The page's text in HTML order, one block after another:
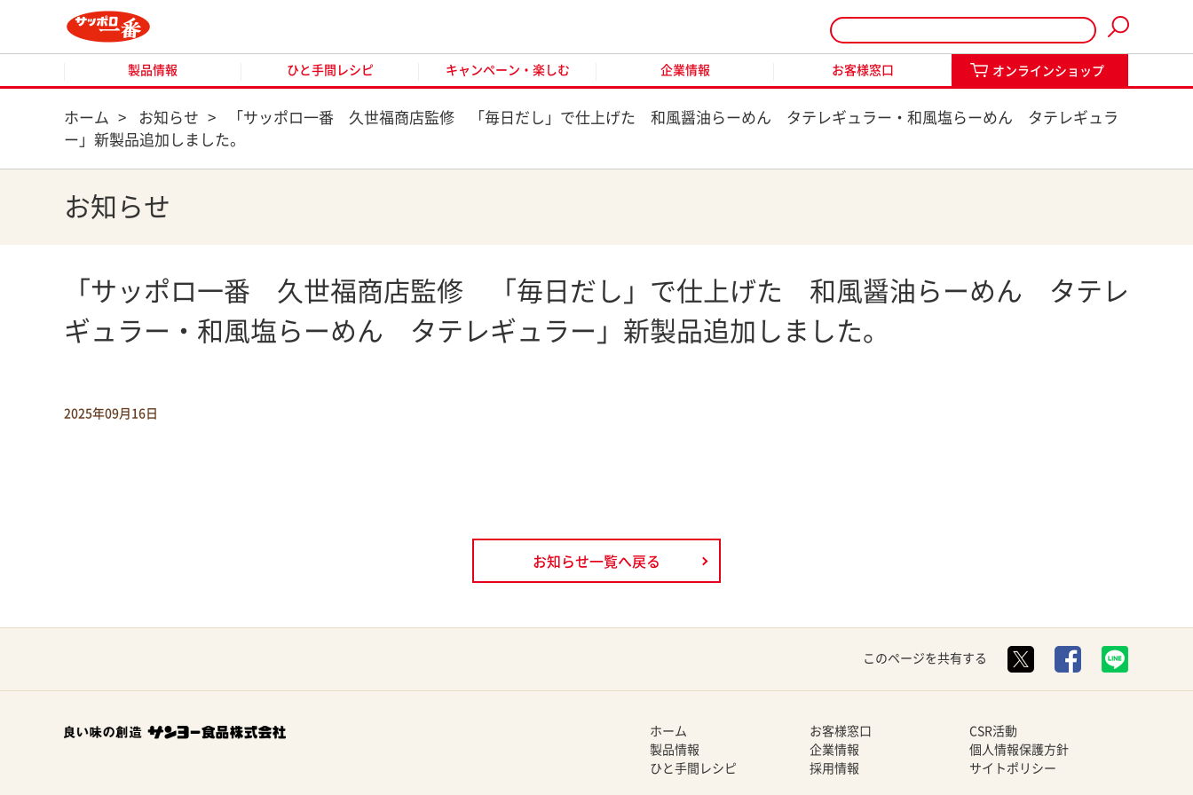
製品情報 ひと手間レシピ キャンペーン・楽しむ 企業情報 お客様窓口 オンラインショップ
オンラインショップ
ホーム > お知らせ >
「サッポロ一番 久世福商店監修 「毎日だし」で仕上げた 和風醤油らーめん タテレギュラー・和風塩らーめん タテレギュラ
ー」新製品追加しました。
お知らせ
「サッポロ一番 久世福商店監修 「毎日だし」で仕上げた 和風醤油らーめん タテレ
ギュラー・和風塩らーめん タテレギュラー」新製品追加しました。
2025年09月16日
お知らせ一覧へ戻る
このページを共有する
ホーム
製品情報
ひと手間レシピ
お客様窓口
企業情報
採用情報
CSR活動
個人情報保護方針
サイトポリシー